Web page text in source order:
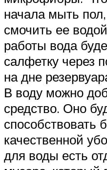
начала мыть
смочить ее
работы вода
салфетку через
на дне
В воду можно
средство. Оно
способствовать
качественной
для воды есть